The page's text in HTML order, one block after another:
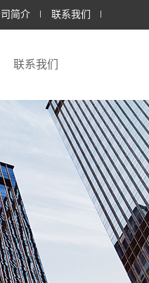
简介 联系我们
联系我们